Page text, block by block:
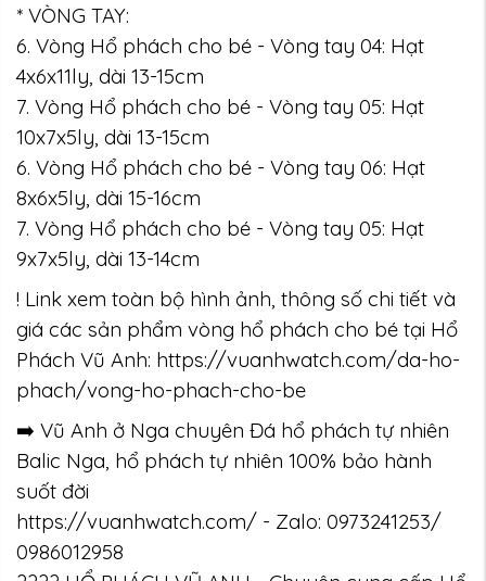
* VÒNG TAY:
6. Vòng Hổ phách cho bé - Vòng tay 04: Hạt
4x6x11ly, dài 13-15cm
7. Vòng Hổ phách cho bé - Vòng tay 05: Hạt
10x7x5ly, dài 13-15cm
6. Vòng Hổ phách cho bé - Vòng tay 06: Hạt
8x6x5ly, dài 15-16cm
7. Vòng Hổ phách cho bé - Vòng tay 05: Hạt
9x7x5ly, dài 13-14cm
! Link xem toàn bộ hình ảnh, thông số chi tiết và
giá các sản phẩm vòng hổ phách cho bé tại Hổ
Phách Vũ Anh: https://vuanhwatch.com/da-ho-
phach/vong-ho-phach-cho-be
➡️ Vũ Anh ở Nga chuyên Đá hổ phách tự nhiên
Balic Nga, hổ phách tự nhiên 100% bảo hành
suốt đời
https://vuanhwatch.com/ - Zalo: 0973241253/
0986012958